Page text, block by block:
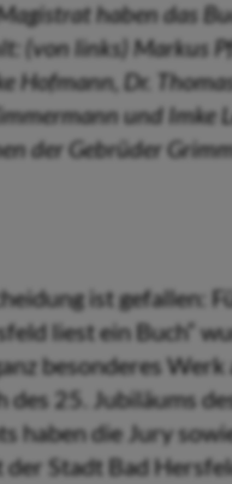
haben das
(von links) Markus
Hofmann, Dr.
und Imke
der Gebrüder
ist gefallen:
liest ein Buch“
besonderes Werk
des 25. Jubiläums
haben die Jury
Stadt Bad